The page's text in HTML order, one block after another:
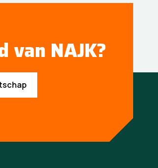
van NAJK?